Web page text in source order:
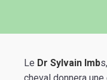
Le Dr Sylvain Imb